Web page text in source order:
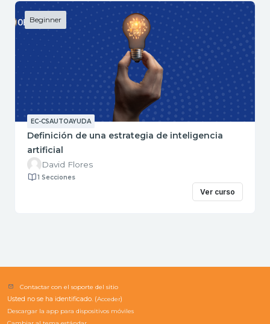
Beginner
EC-CSAUTOAYUDA
Definición de una estrategia de inteligencia
artificial
David Flores
1 Secciones
Ver curso
Contactar con el soporte del sitio
Usted no se ha identificado. (Acceder)
Descargar la app para dispositivos móviles